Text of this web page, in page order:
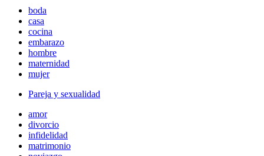
boda
casa
cocina
embarazo
hombre
maternidad
mujer
Pareja y sexualidad
amor
divorcio
infidelidad
matrimonio